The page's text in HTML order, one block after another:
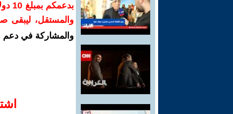
والمستقل، ليبقى
والمشاركة في دعم